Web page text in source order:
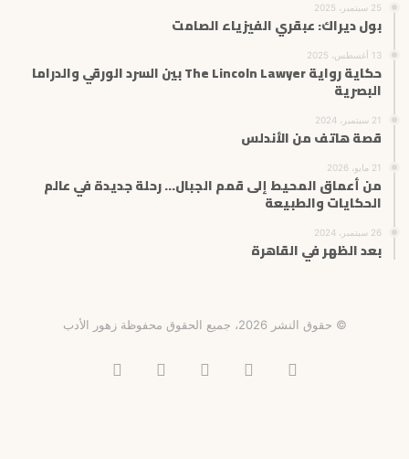
25 سبتمبر، 2025
بول ديراك: عبقري الفيزياء الصامت
13 أغسطس، 2025
حكاية رواية The Lincoln Lawyer بين السرد الورقي والدراما
البصرية
21 سبتمبر، 2024
قصة هاتف من الأندلس
21 مايو، 2026
من أعماق المحيط إلى قمم الجبال… رحلة جديدة في عالم
الحكايات والطبيعة
26 سبتمبر، 2024
بعد الظهر في القاهرة
© حقوق النشر 2026، جميع الحقوق محفوظة زهور الأدب
فيسبوك انستقرامتيلقرام